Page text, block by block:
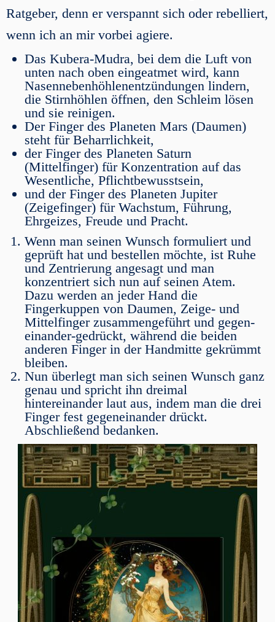
Ratgeber, denn er verspannt sich oder rebelliert,
wenn ich an mir vorbei agiere.
Das Kubera-Mudra, bei dem die Luft von
unten nach oben eingeatmet wird, kann
Nasennebenhöhlenentzündungen lindern,
die Stirnhöhlen öffnen, den Schleim lösen
und sie reinigen.
Der Finger des Planeten Mars (Daumen)
steht für Beharrlichkeit,
der Finger des Planeten Saturn
(Mittelfinger) für Konzentration auf das
Wesentliche, Pflichtbewusstsein,
und der Finger des Planeten Jupiter
(Zeigefinger) für Wachstum, Führung,
Ehrgeizes, Freude und Pracht.
Wenn man seinen Wunsch formuliert und
geprüft hat und bestellen möchte, ist Ruhe
und Zentrierung angesagt und man
konzentriert sich nun auf seinen Atem.
Dazu werden an jeder Hand die
Fingerkuppen von Daumen, Zeige- und
Mittelfinger zusammengeführt und gegen-
einander-gedrückt, während die beiden
anderen Finger in der Handmitte gekrümmt
bleiben.
Nun überlegt man sich seinen Wunsch ganz
genau und spricht ihn dreimal
hintereinander laut aus, indem man die drei
Finger fest gegeneinander drückt.
Abschließend bedanken.